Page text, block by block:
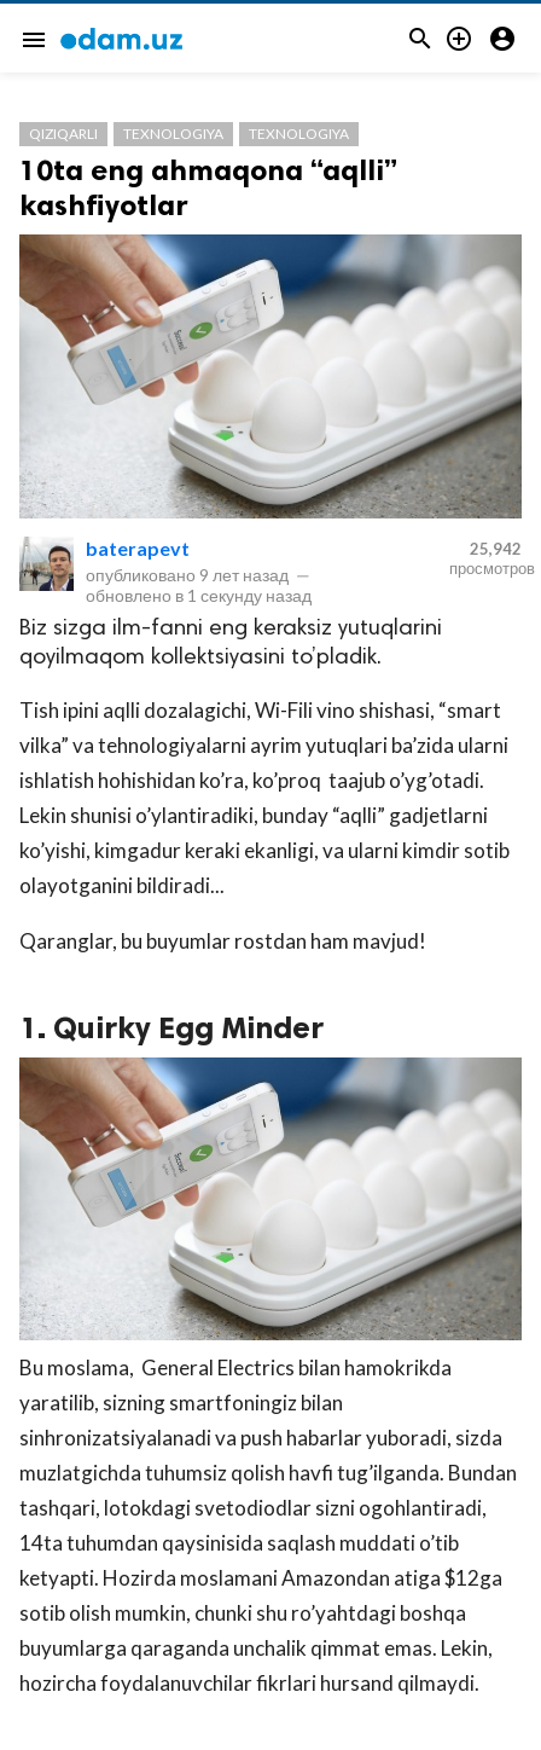
menu   
защищены.
QIZIQARLI TEXNOLOGIYA TEXNOLOGIYA
10ta eng ahmaqona “aqlli”
kashfiyotlar
baterapevt
опубликовано 9 лет назад —
обновлено в 1 секунду назад
25,942
просмотров
Biz sizga ilm-fanni eng keraksiz yutuqlarini
qoyilmaqom kollektsiyasini to’pladik.
Tish ipini aqlli dozalagichi, Wi-Fili vino shishasi, “smart
vilka” va tehnologiyalarni ayrim yutuqlari ba’zida ularni
ishlatish hohishidan ko’ra, ko’proq taajub o’yg’otadi.
Lekin shunisi o’ylantiradiki, bunday “aqlli” gadjetlarni
ko’yishi, kimgadur keraki ekanligi, va ularni kimdir sotib
olayotganini bildiradi...
Qaranglar, bu buyumlar rostdan ham mavjud!
1. Quirky Egg Minder
Bu moslama, General Electrics bilan hamokrikda
yaratilib, sizning smartfoningiz bilan
sinhronizatsiyalanadi va push habarlar yuboradi, sizda
muzlatgichda tuhumsiz qolish havfi tug’ilganda. Bundan
tashqari, lotokdagi svetodiodlar sizni ogohlantiradi,
14ta tuhumdan qaysinisida saqlash muddati o’tib
ketyapti. Hozirda moslamani Amazondan atiga $12ga
sotib olish mumkin, chunki shu ro’yahtdagi boshqa
buyumlarga qaraganda unchalik qimmat emas. Lekin,
hozircha foydalanuvchilar fikrlari hursand qilmaydi.